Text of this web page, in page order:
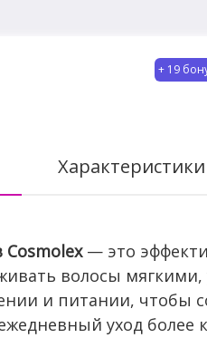
+ 19
Характеристики
— это
волосы
и питании, чтобы
уход